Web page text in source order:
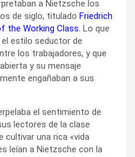
a Nietzsche los
de siglo, titulado Friedrich
the Working Class. Lo que
estilo seductor de
los trabajadores, y que
y su mensaje
engañaban a sus
el sentimiento de
lectores de la clase
cultivar una rica «vida
leían a Nietzsche con la